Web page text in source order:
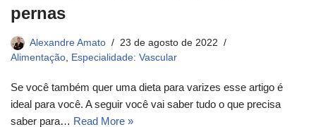
pernas
Alexandre Amato
23 de agosto de 2022
Alimentação Especialidade: Vascular
Se você também quer uma dieta para varizes esse artigo é
ideal para você. A seguir você vai saber tudo o que precisa
saber para… Read More »